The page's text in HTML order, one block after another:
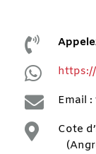


 Email

Cote